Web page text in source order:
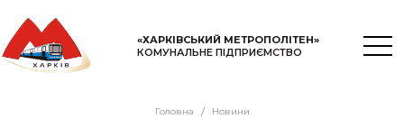
«ХАРКІВСЬКИЙ МЕТРОПОЛІТЕН»
КОМУНАЛЬНЕ ПІДПРИЄМСТВО
Головна
Новини